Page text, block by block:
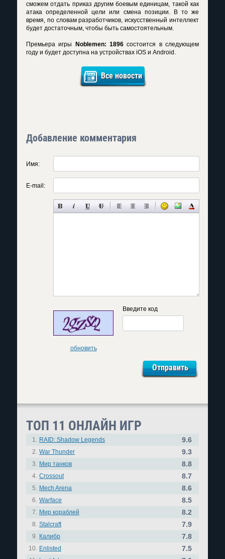
сможем отдать приказ другим боевым единицам, такой как
атака определенной цели или смена позиции. В то же
время, по словам разработчиков, искусственный интеллект
будет достаточным, чтобы быть самостоятельным.
Премьера игры Noblemen: 1896 состоится в следующем
году и будет доступна на устройствах iOS и Android.
Все новости
Добавление комментария
Имя:
E-mail:
обновить
Введите код
ТОП 11 ОНЛАЙН ИГР
1. RAID: Shadow Legends 9.6
2. War Thunder 9.3
3. Мир танков 8.8
4. Crossout 8.7
5. Mech Arena 8.6
6. Warface 8.5
7. Мир кораблей 8.2
8. Stalcraft 7.9
9. Калибр 7.8
10. Enlisted 7.5